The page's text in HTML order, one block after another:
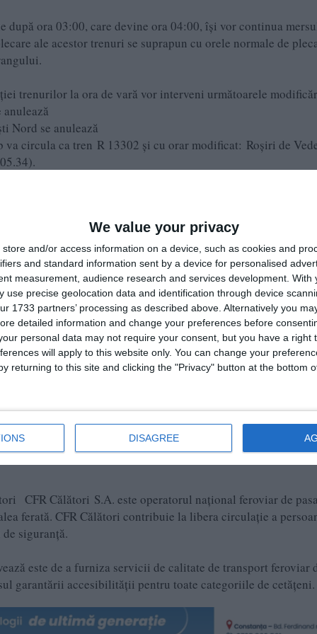
We value your privacy
store and/or access information on a device, such as cookies and
and standard information sent by a device for personalised
measurement, audience research and services development. With
use precise geolocation data and identification through device
1733 partners’ processing as described above. Alternatively you
detailed information and change your preferences before
personal data may not require your consent, but you have a right
will apply to this website only. You can change your
returning to this site and clicking the "Privacy" button at the bottom
DISAGREE
ora 03:00, care devine ora 04:00, își vor continua
ale acestor trenuri se suprapun cu orele normale de
trenurilor la ora de vară vor interveni următoarele
Nord se anulează
va circula ca tren R 13302 și cu orar modificat: Roșiri de
vară se face în aceeaşi zi de duminică, 31 martie 2024, între
după graficele din mersul de tren în vigoare, a mai punctat
pe www.cfrcalatori.ro la secțiunea INFORMAȚII
telefonice/
ro-RO/Itineraries), introduceţi numărul exact al
informaţii în timp real despre opriri, întârzieri, minutele
de sosire.
și actualizate permanent camerele web din gările
Brașov, Iași, Cluj Napoca și Constanța care indică ora de
intern.
CFR Călători S.A. este operatorul naţional feroviar de
ferată. CFR Călători contribuie la libera circulaţie a
siguranță.
este de a furniza servicii de calitate de transport feroviar
garantării accesibilității pentru toate categoriile de cetăţeni.